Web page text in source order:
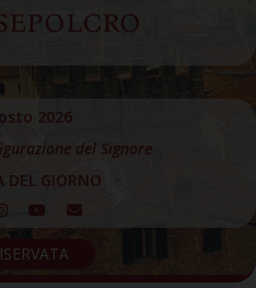
2026
del Signore
DEL GIORNO